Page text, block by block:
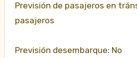
Previsión de pasajeros en
pasajeros
Previsión desembarque: No